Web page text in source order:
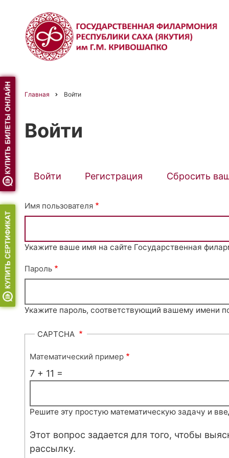
основному
содержанию
навигации
Главная Войти
Войти
tabs
Войти (активная
Регистрация Сбросить
Имя пользователя
Укажите ваше имя на сайте Государственная
Пароль
Укажите пароль, соответствующий вашему имени
CAPTCHA
Математический пример
7 + 11 =
Решите эту простую математическую задачу и
Этот вопрос задается для того, чтобы
рассылку.